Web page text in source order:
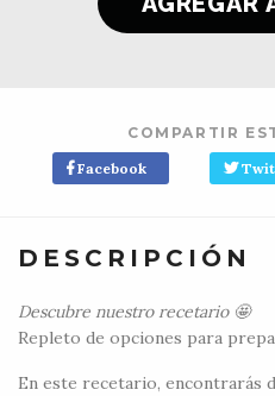
COMPARTIR
Facebook
DESCRIPCIÓN
Descubre nuestro recetario 🤩
Repleto de opciones para
En este recetario, encontrarás